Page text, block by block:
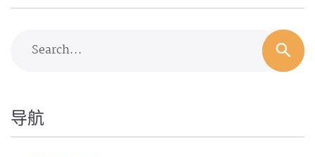
Search...
导航